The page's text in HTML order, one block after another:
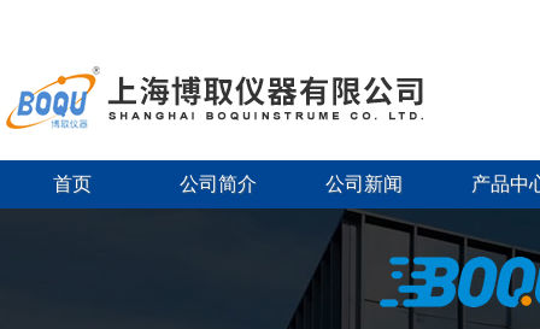
首页 公司简介 公司新闻 产品中